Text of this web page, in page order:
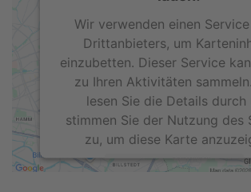
Wir verwenden einen
Drittanbieters, um
einzubetten. Dieser Service
zu Ihren Aktivitäten
lesen Sie die Details durch
stimmen Sie der Nutzung des
zu, um diese Karte
Mehr Informationen